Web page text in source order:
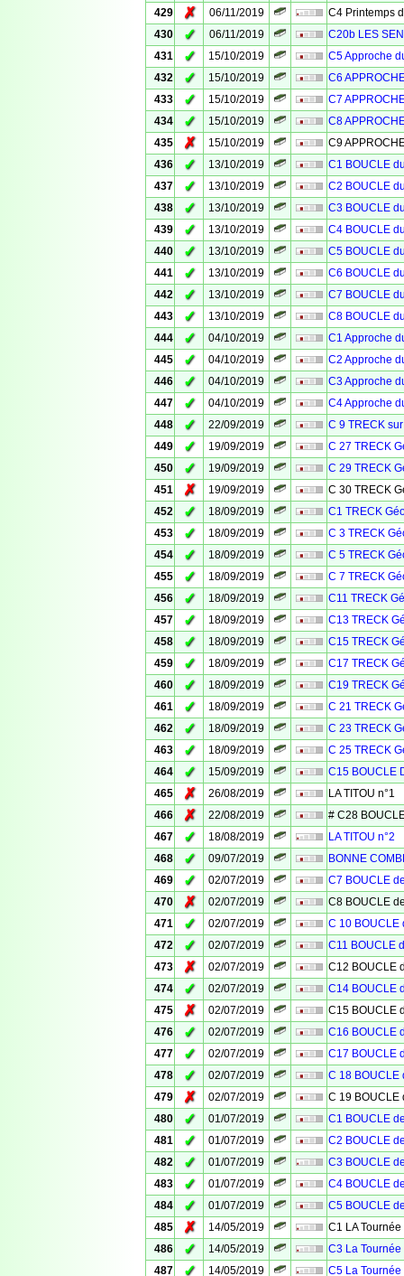
429 ✗ 06/11/2019
C4 Printemps
430
✓ 06/11/2019
C20b LES
431
✓ 15/10/2019
C5 Approche
432
✓ 15/10/2019
C6
433
✓ 15/10/2019
C7
434
✓ 15/10/2019
C8
435
✗ 15/10/2019
C9
436
✓ 13/10/2019
C1 BOUCLE
437
✓ 13/10/2019
C2 BOUCLE
438
✓ 13/10/2019
C3 BOUCLE
439
✓ 13/10/2019
C4 BOUCLE
440
✓ 13/10/2019
C5 BOUCLE
441
✓ 13/10/2019
C6 BOUCLE
442
✓ 13/10/2019
C7 BOUCLE
443
✓ 13/10/2019
C8 BOUCLE
444
✓ 04/10/2019
C1 Approche
445
✓ 04/10/2019
C2 Approche
446
✓ 04/10/2019
C3 Approche
447
✓ 04/10/2019
C4 Approche
448
✓ 22/09/2019
C 9 TRECK
449
✓ 19/09/2019
C 27 TRECK
450
✓ 19/09/2019
C 29 TRECK
451
✗ 19/09/2019
C 30 TRECK
452
✓ 18/09/2019
C1 TRECK
453
✓ 18/09/2019
C 3 TRECK
454
✓ 18/09/2019
C 5 TRECK
455
✓ 18/09/2019
C 7 TRECK
456
✓ 18/09/2019
C11 TRECK
457
✓ 18/09/2019
C13 TRECK
458
✓ 18/09/2019
C15 TRECK
459
✓ 18/09/2019
C17 TRECK
460
✓ 18/09/2019
C19 TRECK
461
✓ 18/09/2019
C 21 TRECK
462
✓ 18/09/2019
C 23 TRECK
463
✓ 18/09/2019
C 25 TRECK
464
✓ 15/09/2019
C15 BOUCLE
465
✗ 26/08/2019
LA TITOU n°1
466
✗ 22/08/2019
# C28
467
✓ 18/08/2019
LA TITOU n°2
468
✓ 09/07/2019
BONNE
469
✓ 02/07/2019
C7 BOUCLE
470
✗ 02/07/2019
C8 BOUCLE
471
✓ 02/07/2019
C 10 BOUCLE
472
✓ 02/07/2019
C11 BOUCLE
473
✗ 02/07/2019
C12 BOUCLE
474
✓ 02/07/2019
C14 BOUCLE
475
✗ 02/07/2019
C15 BOUCLE
476
✓ 02/07/2019
C16 BOUCLE
477
✓ 02/07/2019
C17 BOUCLE
478
✓ 02/07/2019
C 18 BOUCLE
479
✗ 02/07/2019
C 19 BOUCLE
480
✓ 01/07/2019
C1 BOUCLE
481
✓ 01/07/2019
C2 BOUCLE
482
✓ 01/07/2019
C3 BOUCLE
483
✓ 01/07/2019
C4 BOUCLE
484
✓ 01/07/2019
C5 BOUCLE
485
✗ 14/05/2019
C1 LA
486
✓ 14/05/2019
C3 La
487
✓ 14/05/2019
C5 La